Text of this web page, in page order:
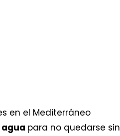
en el Mediterráneo
agua para no quedarse sin